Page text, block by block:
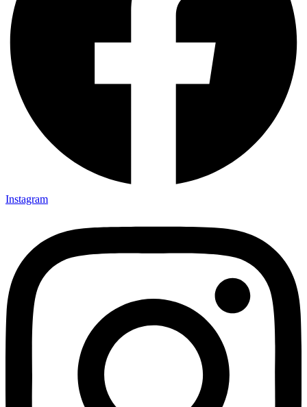
Instagram